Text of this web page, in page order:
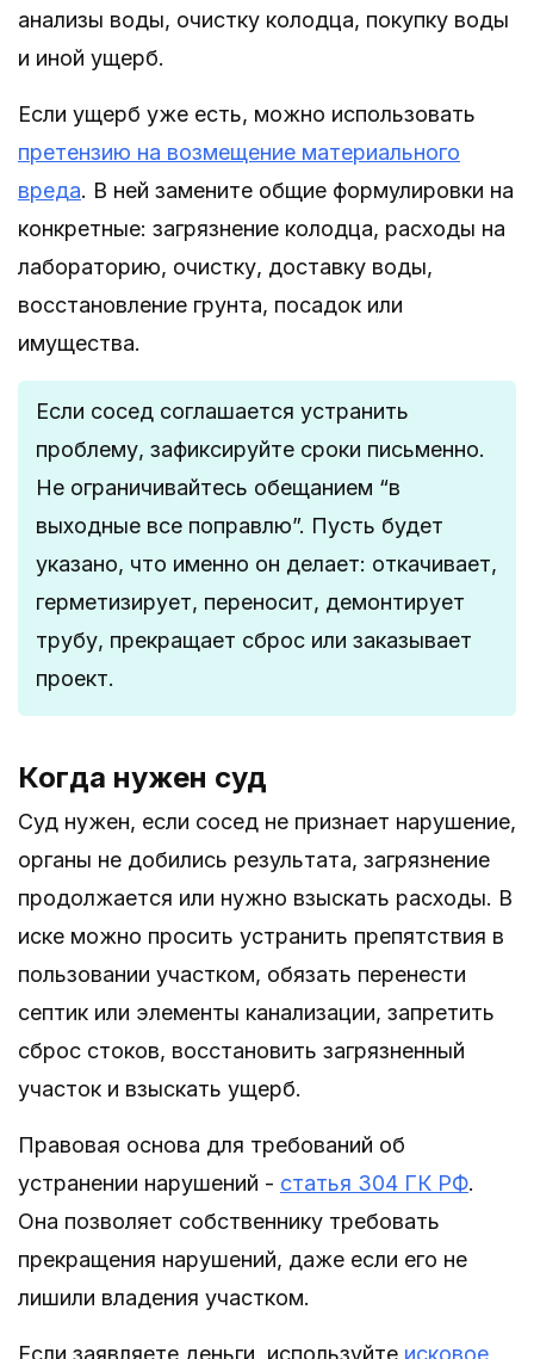
анализы воды, очистку колодца, покупку воды
и иной ущерб.
Если ущерб уже есть, можно использовать
претензию на возмещение материального
вреда. В ней замените общие формулировки на
конкретные: загрязнение колодца, расходы на
лабораторию, очистку, доставку воды,
восстановление грунта, посадок или
имущества.
Если сосед соглашается устранить
проблему, зафиксируйте сроки письменно.
Не ограничивайтесь обещанием “в
выходные все поправлю”. Пусть будет
указано, что именно он делает: откачивает,
герметизирует, переносит, демонтирует
трубу, прекращает сброс или заказывает
проект.
Когда нужен суд
Суд нужен, если сосед не признает нарушение,
органы не добились результата, загрязнение
продолжается или нужно взыскать расходы. В
иске можно просить устранить препятствия в
пользовании участком, обязать перенести
септик или элементы канализации, запретить
сброс стоков, восстановить загрязненный
участок и взыскать ущерб.
Правовая основа для требований об
устранении нарушений - статья 304 ГК РФ.
Она позволяет собственнику требовать
прекращения нарушений, даже если его не
лишили владения участком.
Если заявляете деньги, используйте исковое